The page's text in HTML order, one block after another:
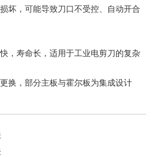
坏，可能导致刀口不受控、自动开合
，寿命长，适用于工业电剪刀的复杂
换，部分主板与霍尔板为集成设计‌